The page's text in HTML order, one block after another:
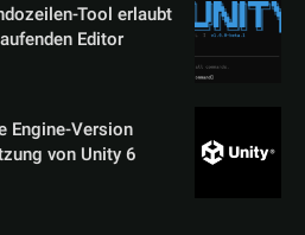
Tool erlaubt
Editor
Engine-Version
von Unity 6